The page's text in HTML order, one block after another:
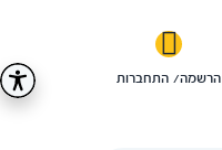
הרשמה/ התחברות